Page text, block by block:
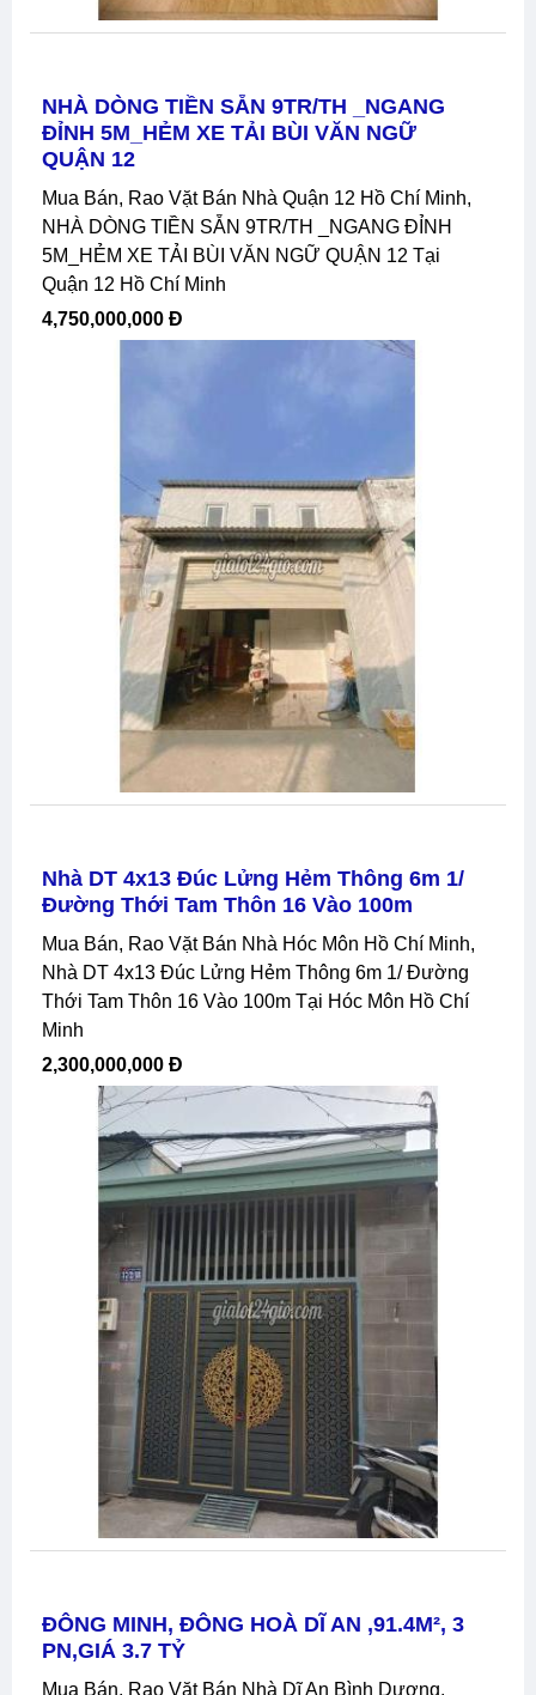
NHÀ DÒNG TIỀN SẴN 9TR/TH _NGANG
ĐỈNH 5M_HẺM XE TẢI BÙI VĂN NGỮ
QUẬN 12
Mua Bán, Rao Vặt Bán Nhà Quận 12 Hồ Chí Minh,
NHÀ DÒNG TIỀN SẴN 9TR/TH _NGANG ĐỈNH
5M_HẺM XE TẢI BÙI VĂN NGỮ QUẬN 12 Tại
Quận 12 Hồ Chí Minh
4,750,000,000 Đ
Nhà DT 4x13 Đúc Lửng Hẻm Thông 6m 1/
Đường Thới Tam Thôn 16 Vào 100m
Mua Bán, Rao Vặt Bán Nhà Hóc Môn Hồ Chí Minh,
Nhà DT 4x13 Đúc Lửng Hẻm Thông 6m 1/ Đường
Thới Tam Thôn 16 Vào 100m Tại Hóc Môn Hồ Chí
Minh
2,300,000,000 Đ
ĐÔNG MINH, ĐÔNG HOÀ DĨ AN ,91.4M², 3
PN,GIÁ 3.7 TỶ
Mua Bán, Rao Vặt Bán Nhà Dĩ An Bình Dương,